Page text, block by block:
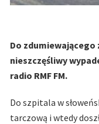
Do zdumiewającego
nieszczęśliwy
radio RMF FM.
Do szpitala w
tarczową i wtedy